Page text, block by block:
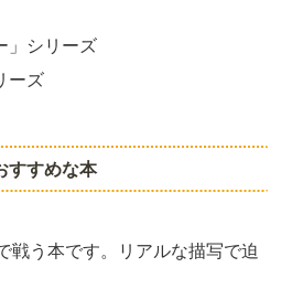
」シリーズ
ーズ
すすめな本
戦う本です。リアルな描写で迫